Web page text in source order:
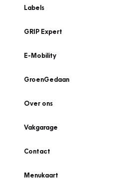
Labels
GRIP Expert
E-Mobility
GroenGedaan
Over ons
Vakgarage
Contact
Menukaart